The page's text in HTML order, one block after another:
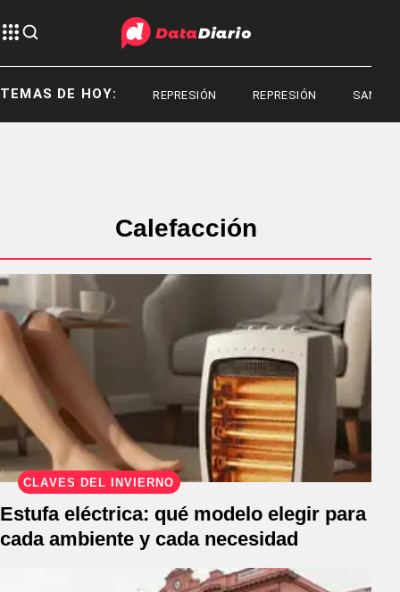
TEMAS DE HOY: REPRESIÓN REPRESIÓN
Calefacción
CLAVES DEL INVIERNO
Estufa eléctrica: qué modelo elegir para
cada ambiente y cada necesidad